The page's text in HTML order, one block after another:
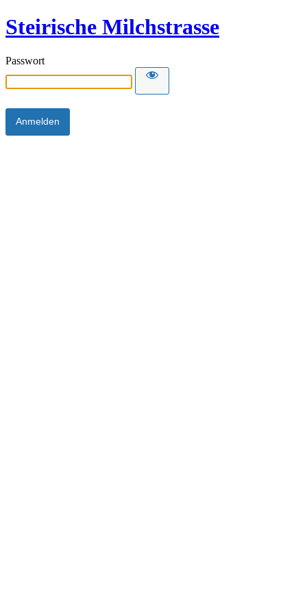
Steirische Milchstrasse
Passwort